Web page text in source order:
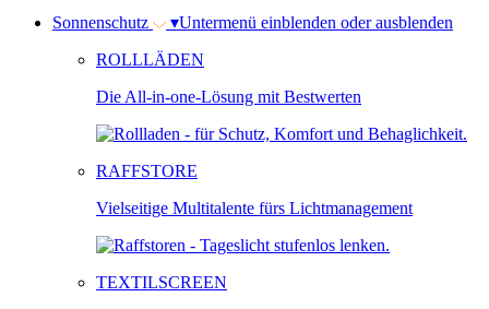
Sonnenschutz ▾Untermenü einblenden oder ausblenden
ROLLLÄDEN
Die All-in-one-Lösung mit Bestwerten
RAFFSTORE
Vielseitige Multitalente fürs Lichtmanagement
TEXTILSCREEN